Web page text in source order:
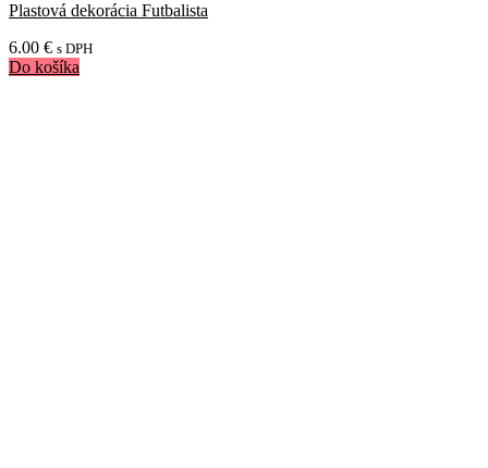
Plastová dekorácia Futbalista
6.00 € s DPH
Do košíka